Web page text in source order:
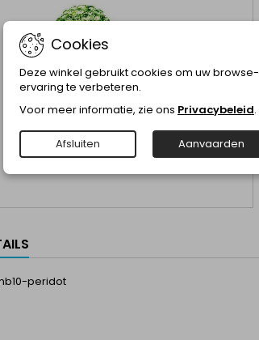
peridot
Cookies
Deze winkel gebruikt cookies om uw browse-
ervaring te verbeteren.
Voor meer informatie, zie ons Privacybeleid.
Afsluiten Aanvaarden